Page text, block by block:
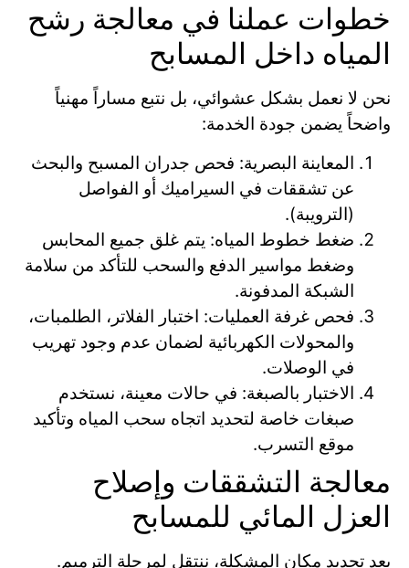
خطوات عملنا في معالجة رشح
المياه داخل المسابح
نحن لا نعمل بشكل عشوائي، بل نتبع مساراً مهنياً
واضحاً يضمن جودة الخدمة:
المعاينة البصرية: فحص جدران المسبح والبحث
عن تشققات في السيراميك أو الفواصل
(الترويبة).
ضغط خطوط المياه: يتم غلق جميع المحابس
وضغط مواسير الدفع والسحب للتأكد من سلامة
الشبكة المدفونة.
فحص غرفة العمليات: اختبار الفلاتر، الطلمبات،
والمحولات الكهربائية لضمان عدم وجود تهريب
في الوصلات.
الاختبار بالصبغة: في حالات معينة، نستخدم
صبغات خاصة لتحديد اتجاه سحب المياه وتأكيد
موقع التسرب.
معالجة التشققات وإصلاح
العزل المائي للمسابح
بعد تحديد مكان المشكلة، ننتقل لمرحلة الترميم.